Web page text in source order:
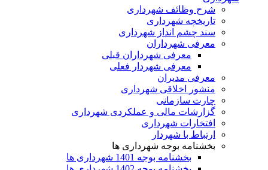
شرح وظائف شهرداری
تاریخچه شهرداری
سند چشم انداز شهرداری
معرفی شهرداران
معرفی شهرداران قبلی
معرفی شهردار فعلی
معرفی مدیران
منشور اخلاقی شهرداری
چارت سازمانی
گزارشات مالی و عملکردی شهرداری
افتخارات شهرداری
ارتباط با شهردار
بخشنامه بوجه شهرداری ها
بخشنامه بوجه 1401 شهرداری ها